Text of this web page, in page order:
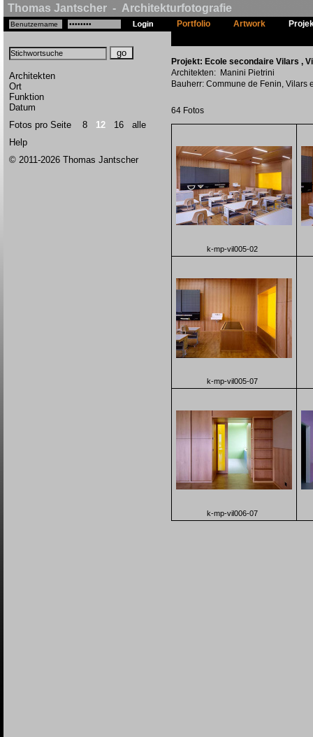
Thomas Jantscher - Architekturfotografie
Architekten
Ort
Funktion
Datum
Fotos pro Seite 8 12 16
alle
Help
© 2011-2026 Thomas Jantscher
Portfolio Artwork
Projekt: Ecole secondaire Vilars ,
Architekten: Manini Pietrini
Bauherr: Commune de Fenin, Vilars
64 Fotos
k-mp-vil005-02
k-mp-vil005-07
k-mp-vil006-07